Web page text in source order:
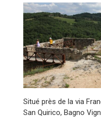
Situé près de la via
San Quirico, Bagno